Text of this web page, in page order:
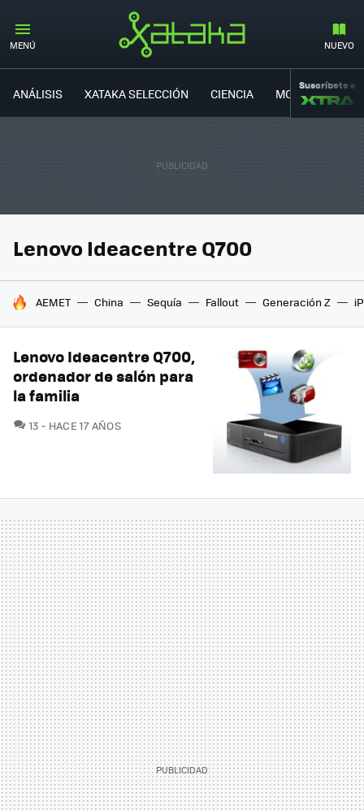
MENÚ NUEVO
ANÁLISIS XATAKA SELECCIÓN CIENCIA MOVILIDAD
Suscríbete a
Lenovo Ideacentre Q700
HOY SE HABLA DE
AEMET China Sequía Fallout Generación Z
Lenovo Ideacentre Q700,
ordenador de salón para
la familia
13 COMENTARIOS
HACE 17 AÑOS